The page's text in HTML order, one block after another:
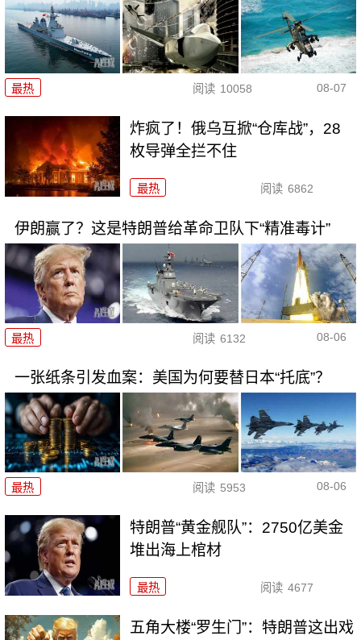
最热 阅读 10058 08-07
炸疯了！俄乌互掀“仓库战”，28
枚导弹全拦不住
最热 阅读 6862
伊朗赢了？这是特朗普给革命卫队下“精准毒计”
最热 阅读 6132 08-06
一张纸条引发血案：美国为何要替日本“托底”？
最热 阅读 5953 08-06
特朗普“黄金舰队”：2750亿美金
堆出海上棺材
最热 阅读 4677
五角大楼“罗生门”：特朗普这出戏